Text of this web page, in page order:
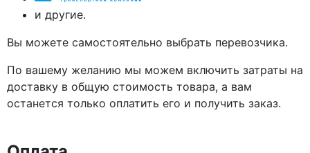
и другие.
Вы можете самостоятельно выбрать перевозчика.
По вашему желанию мы можем включить затраты на
доставку в общую стоимость товара, а вам
останется только оплатить его и получить заказ.